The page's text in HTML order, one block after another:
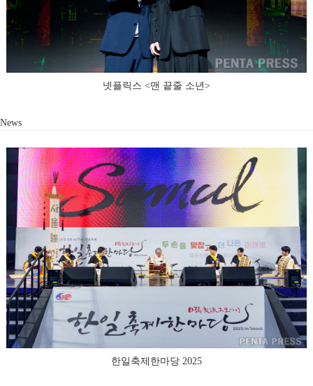
넷플릭스 <맨 끝줄 소년>
News
한일축제한마당 2025